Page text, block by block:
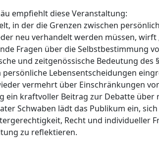
empfiehlt diese Veranstaltung:
in der die Grenzen zwischen
neu verhandelt werden müssen, wirft
Fragen über die Selbstbestimmung
und zeitgenössische Bedeutung des
persönliche Lebensentscheidungen
vermehrt über Einschränkungen
ein kraftvoller Beitrag zur Debatte über
Schwaben lädt das Publikum ein,
Recht und individueller
zu reflektieren.